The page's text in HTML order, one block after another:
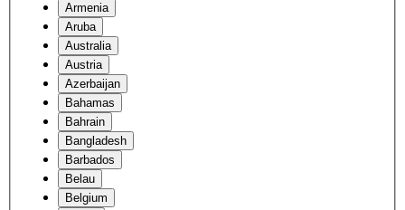
Armenia
Aruba
Australia
Austria
Azerbaijan
Bahamas
Bahrain
Bangladesh
Barbados
Belau
Belgium